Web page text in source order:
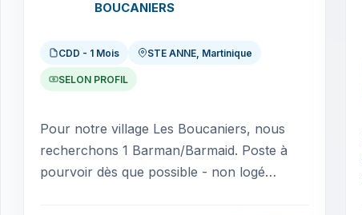
BOUCANIERS
CDD - 1 Mois STE ANNE, Martinique
SELON PROFIL
Pour notre village Les Boucaniers, nous
recherchons 1 Barman/Barmaid. Poste à
pourvoir dès que possible - non logé